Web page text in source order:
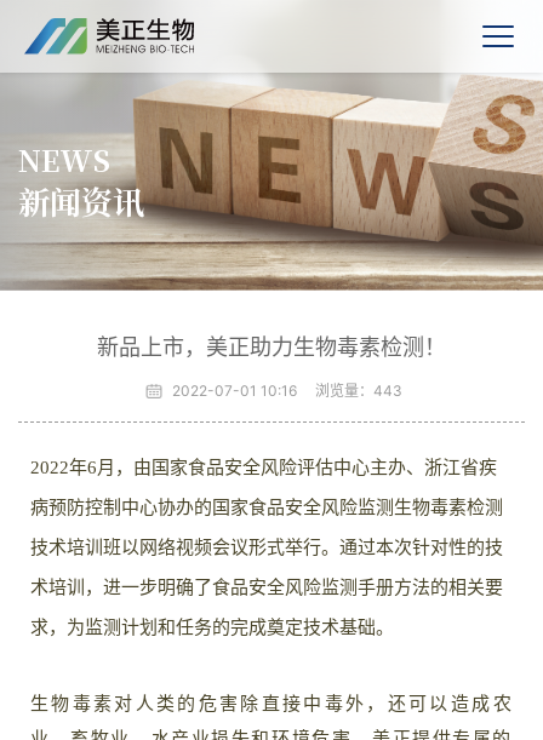
NEWS
新闻资讯
新品上市，美正助力生物毒素检测！
2022-07-01 10:16 浏览量： 443
2022年6月，由国家食品安全风险评估中心主办、浙江省疾
病预防控制中心协办的国家食品安全风险监测生物毒素检测
技术培训班以网络视频会议形式举行。通过本次针对性的技
术培训，进一步明确了食品安全风险监测手册方法的相关要
求，为监测计划和任务的完成奠定技术基础。
生物毒素对人类的危害除直接中毒外，还可以造成农